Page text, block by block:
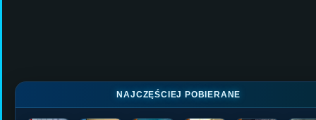
NAJCZĘŚCIEJ POBIERANE